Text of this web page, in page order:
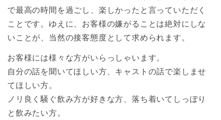
で最高の時間を過ごし、楽しかったと言っていただく
ことです。ゆえに、お客様の嫌がることは絶対にしな
いことが、当然の接客態度として求められます。
お客様には様々な方がいらっしゃいます。
自分の話を聞いてほしい方、キャストの話で楽しませ
てほしい方。
ノリ良く騒ぐ飲み方が好きな方、落ち着いてしっぽり
と飲みたい方。